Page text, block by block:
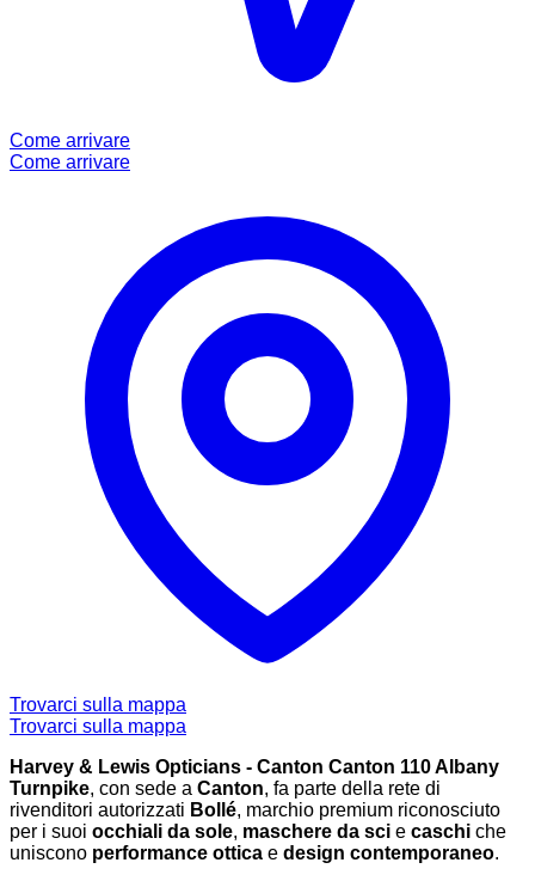
Come arrivare
Come arrivare
Trovarci sulla mappa
Trovarci sulla mappa
Harvey & Lewis Opticians - Canton Canton 110 Albany
Turnpike, con sede a Canton, fa parte della rete di
rivenditori autorizzati Bollé, marchio premium riconosciuto
per i suoi occhiali da sole, maschere da sci e caschi che
uniscono performance ottica e design contemporaneo.